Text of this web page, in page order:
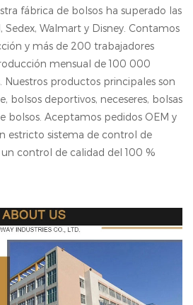
fábrica de bolsos ha superado las
Sedex, Walmart y Disney. Contamos
y más de 200 trabajadores
mensual de 100 000
Nuestros productos principales son
bolsos deportivos, neceseres, bolsas
bolsos. Aceptamos pedidos OEM y
estricto sistema de control de
control de calidad del 100 %